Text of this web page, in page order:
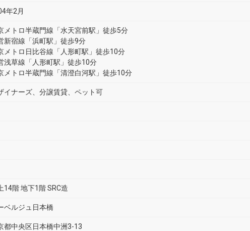
年2月
メトロ半蔵門線「水天宮前駅」徒歩5分
新宿線「浜町駅」徒歩9分
メトロ日比谷線「人形町駅」徒歩10分
浅草線「人形町駅」徒歩10分
メトロ半蔵門線「清澄白河駅」徒歩10分
イナーズ、分譲賃貸、ペット可
14階 地下1階 SRC造
ベルジュ日本橋
都中央区日本橋中洲3-13